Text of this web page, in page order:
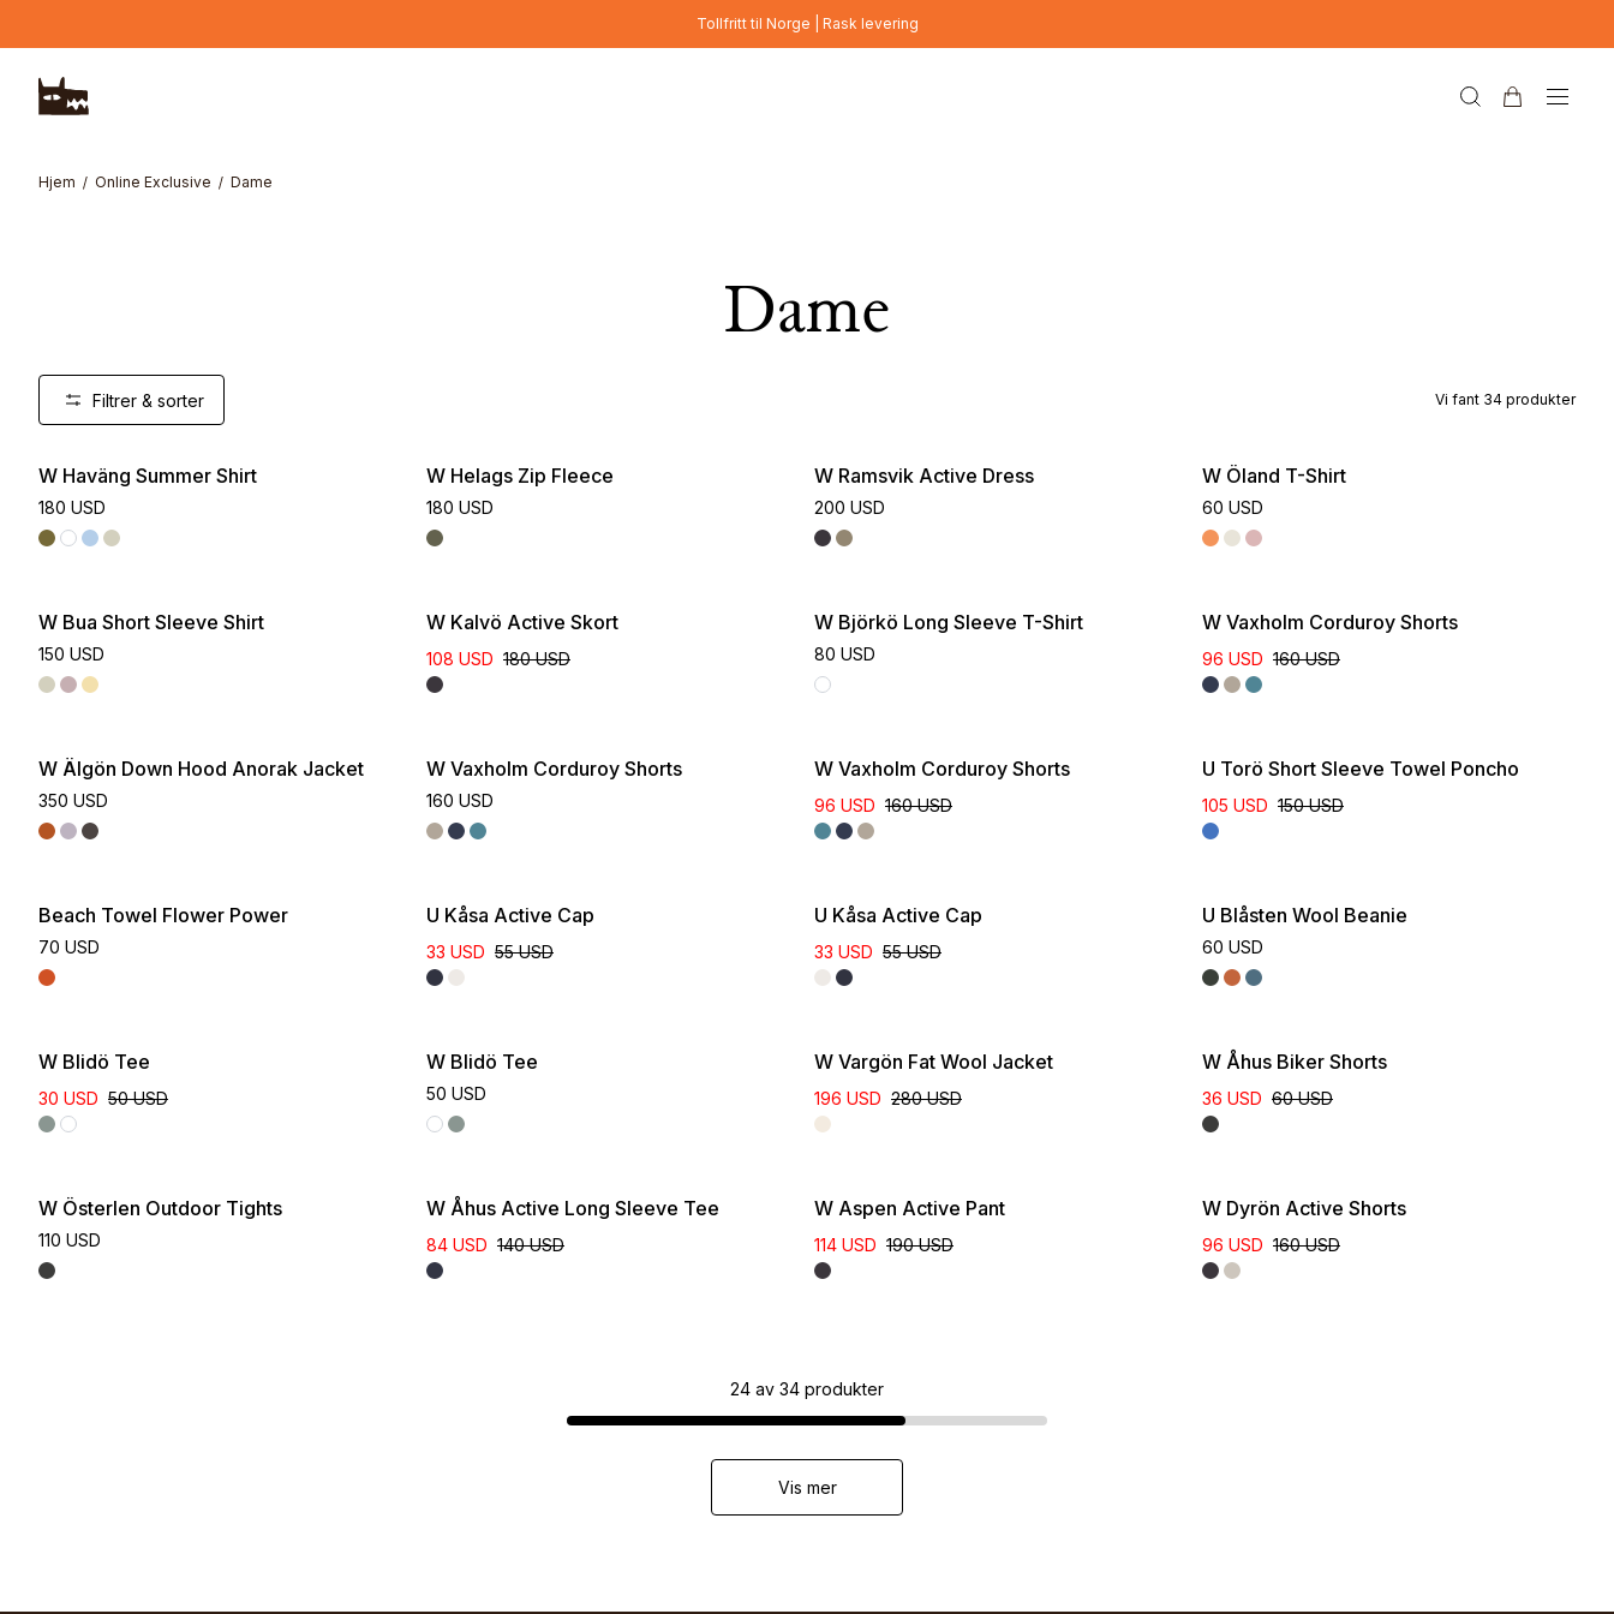
Tollfritt til Norge | Rask levering
Hjem Online Exclusive Dame
Dame
Filtrer & sorter Vi fant 34 produkter
W Haväng Summer Shirt
180 USD
W Helags Zip Fleece
180 USD
W Ramsvik Active Dress
200 USD
W Öland T-Shirt
60 USD
W Bua Short Sleeve Shirt
150 USD
W Kalvö Active Skort
108 USD 180 USD
W Björkö Long Sleeve T-Shirt
80 USD
W Vaxholm Corduroy Shorts
96 USD 160 USD
W Älgön Down Hood Anorak Jacket
350 USD
W Vaxholm Corduroy Shorts
160 USD
W Vaxholm Corduroy Shorts
96 USD 160 USD
U Torö Short Sleeve Towel Poncho
105 USD 150 USD
Beach Towel Flower Power
70 USD
U Kåsa Active Cap
33 USD 55 USD
U Kåsa Active Cap
33 USD 55 USD
U Blåsten Wool Beanie
60 USD
W Blidö Tee
30 USD 50 USD
W Blidö Tee
50 USD
W Vargön Fat Wool Jacket
196 USD 280 USD
W Åhus Biker Shorts
36 USD 60 USD
W Österlen Outdoor Tights
110 USD
W Åhus Active Long Sleeve Tee
84 USD 140 USD
W Aspen Active Pant
114 USD 190 USD
W Dyrön Active Shorts
96 USD 160 USD
24 av 34 produkter
Vis mer